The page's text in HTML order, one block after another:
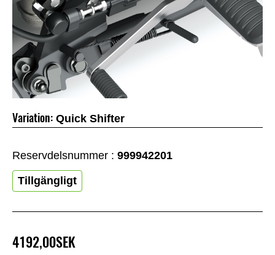
4192,00SEK
Variation: Quick Shifter
Reservdelsnummer : 999942201
Tillgängligt